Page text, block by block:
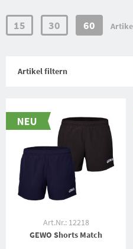
Artikel filtern
15 30 60
Art.Nr.: 12218
GEWO Shorts Match